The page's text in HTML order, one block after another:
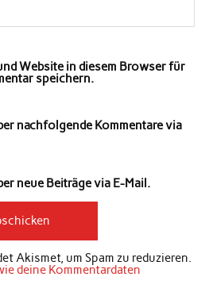
Website in diesem Browser für
speichern.
nachfolgende Kommentare via
neue Beiträge via E-Mail.
Akismet, um Spam zu reduzieren.
deine Kommentardaten